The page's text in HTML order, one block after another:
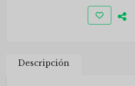
Descripción